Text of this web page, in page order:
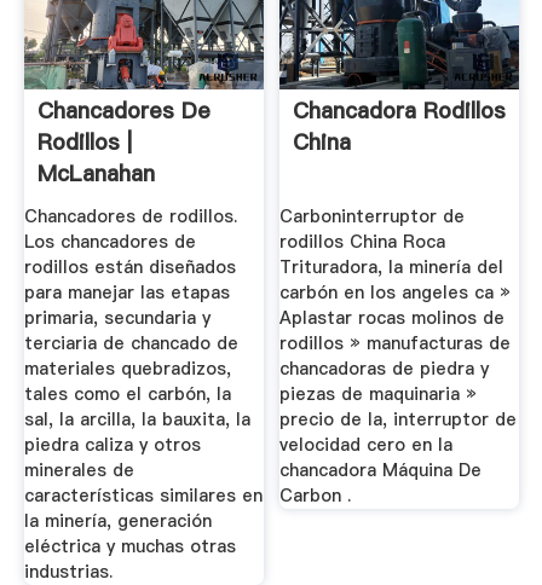
Chancadores De
Rodillos |
McLanahan
Chancadores de rodillos.
Los chancadores de
rodillos están diseñados
para manejar las etapas
primaria, secundaria y
terciaria de chancado de
materiales quebradizos,
tales como el carbón, la
sal, la arcilla, la bauxita, la
piedra caliza y otros
minerales de
características similares en
la minería, generación
eléctrica y muchas otras
industrias.
Chancadora Rodillos
China
Carboninterruptor de
rodillos China Roca
Trituradora, la minería del
carbón en los angeles ca »
Aplastar rocas molinos de
rodillos » manufacturas de
chancadoras de piedra y
piezas de maquinaria »
precio de la, interruptor de
velocidad cero en la
chancadora Máquina De
Carbon .